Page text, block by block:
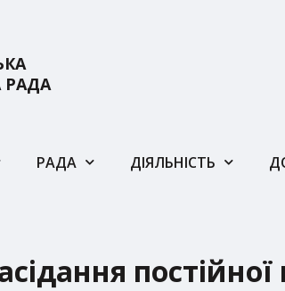
РАДА
РАДА ДІЯЛЬНІСТЬ